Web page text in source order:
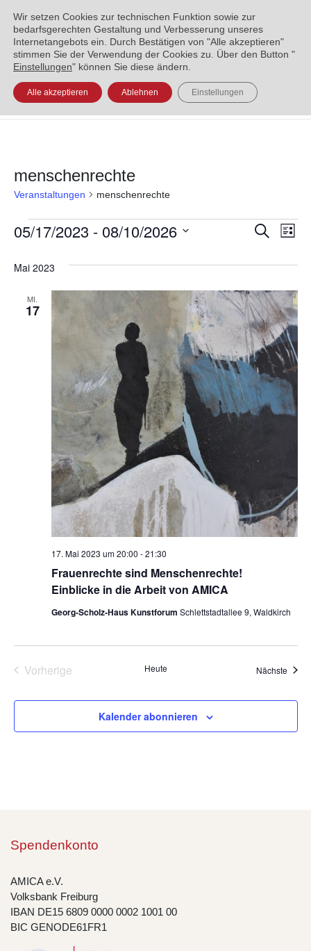
ENGLISH العربية УКРАЇНСЬКА
menschenrechte
Veranstaltungen menschenrechte
und
Suche
Liste
05/17/2023 - 08/10/2026
wählen.
Mai 2023
MI.
17
Frauenrechte sind Menschenrechte!
Einblicke in die Arbeit von AMICA
17. Mai 2023 um 20:00 -21:30
Georg-Scholz-Haus Kunstforum Schlettstadtallee 9, Waldkirch
Vorherige
Heute Nächste
Kalender abonnieren
Spendenkonto
AMICA e.V.
Volksbank Freiburg
IBAN DE15 6809 0000 0002 1001 00
BIC GENODE61FR1
Wir setzen Cookies zur technischen Funktion sowie zur
bedarfsgerechten Gestaltung und Verbesserung unseres
Internetangebots ein. Durch Bestätigen von "Alle akzeptieren"
stimmen Sie der Verwendung der Cookies zu. Über den Button "
Einstellungen" können Sie diese ändern.
Alle akzeptieren Ablehnen Einstellungen